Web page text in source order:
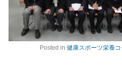
Posted in 健康スポーツ栄養